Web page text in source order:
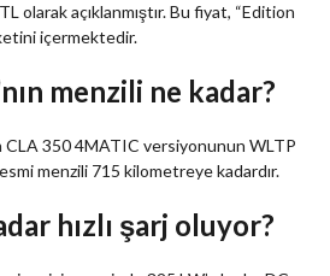
olarak açıklanmıştır. Bu fiyat, “Edition
içermektedir.
menzili ne kadar?
CLA 350 4MATIC versiyonunun WLTP
menzili 715 kilometreye kadardır.
hızlı şarj oluyor?